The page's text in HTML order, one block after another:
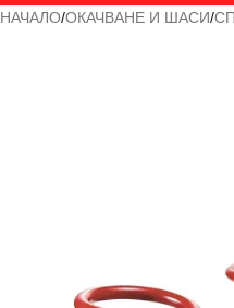
НАЧАЛО/ОКАЧВАНЕ И ШАСИ/